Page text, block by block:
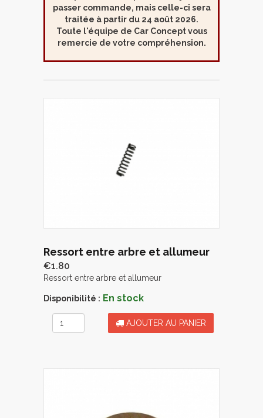
passer commande, mais celle-ci sera
traitée à partir du 24 août 2026.
Toute l'équipe de Car Concept vous
remercie de votre compréhension.
Ressort entre arbre et allumeur
€1.80
Ressort entre arbre et allumeur
Disponibilité : En stock
AJOUTER AU PANIER